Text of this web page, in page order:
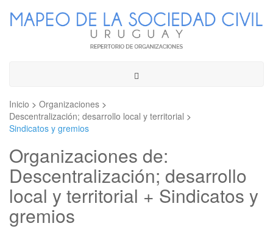
Toggle
Inicio > Organizaciones >
Descentralización; desarrollo local y territorial >
Sindicatos y gremios
Organizaciones de:
Descentralización; desarrollo
local y territorial + Sindicatos y
gremios